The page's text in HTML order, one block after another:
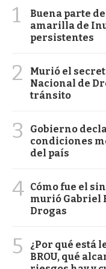
1
Buena parte
amarilla de
persistentes
2
Murió el
Nacional de
tránsito
3
Gobierno
condiciones
del país
4 Cómo fue el
murió Gabriel
Drogas
5
¿Por qué está
BROU, qué